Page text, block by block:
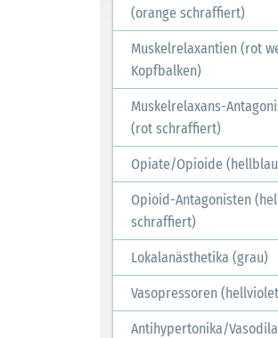
(orange schraffiert)
Muskelrelaxantien (rot
Kopfbalken)
Muskelrelaxans-
(rot schraffiert)
Opiate/Opioide
Opioid-Antagonisten
schraffiert)
Lokalanästhetika (grau)
Vasopressoren
Antihypertonika/